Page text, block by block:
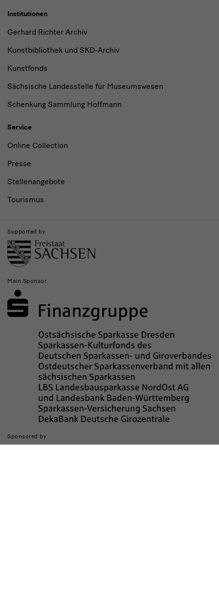
Institutionen
Gerhard Richter Archiv
Kunstbibliothek und SKD-Archiv
Kunstfonds
Sächsische Landesstelle für Museumswesen
Schenkung Sammlung Hoffmann
Service
Online Collection
Presse
Stellenangebote
Tourismus
Supported by
Main Sponsor
Sponsored by